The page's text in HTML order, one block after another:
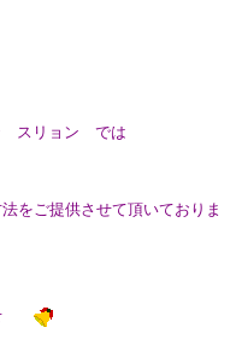
スリョン では
ご提供させて頂いておりま
せ